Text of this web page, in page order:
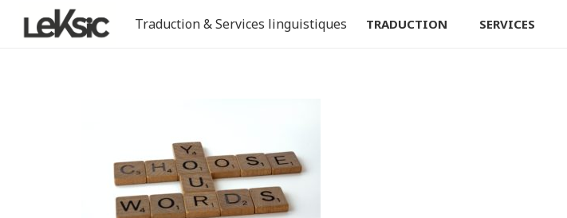
Traduction & Services linguistiques TRADUCTION SERVICES